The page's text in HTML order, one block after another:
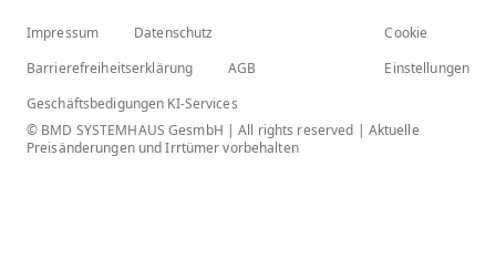
Impressum
Datenschutz
Barrierefreiheitserklärung
AGB
Geschäftsbedigungen KI-Services
Cookie
Einstellungen
© BMD SYSTEMHAUS GesmbH | All rights reserved | Aktuelle
Preisänderungen und Irrtümer vorbehalten